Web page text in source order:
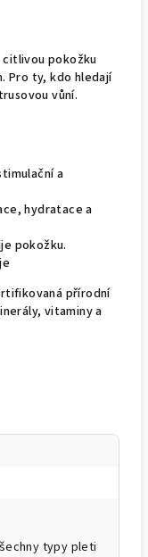
pokožku
Pro ty, kdo hledají
vůní.
a
hydratace a
pokožku.
přírodní
vitaminy a
typy pleti